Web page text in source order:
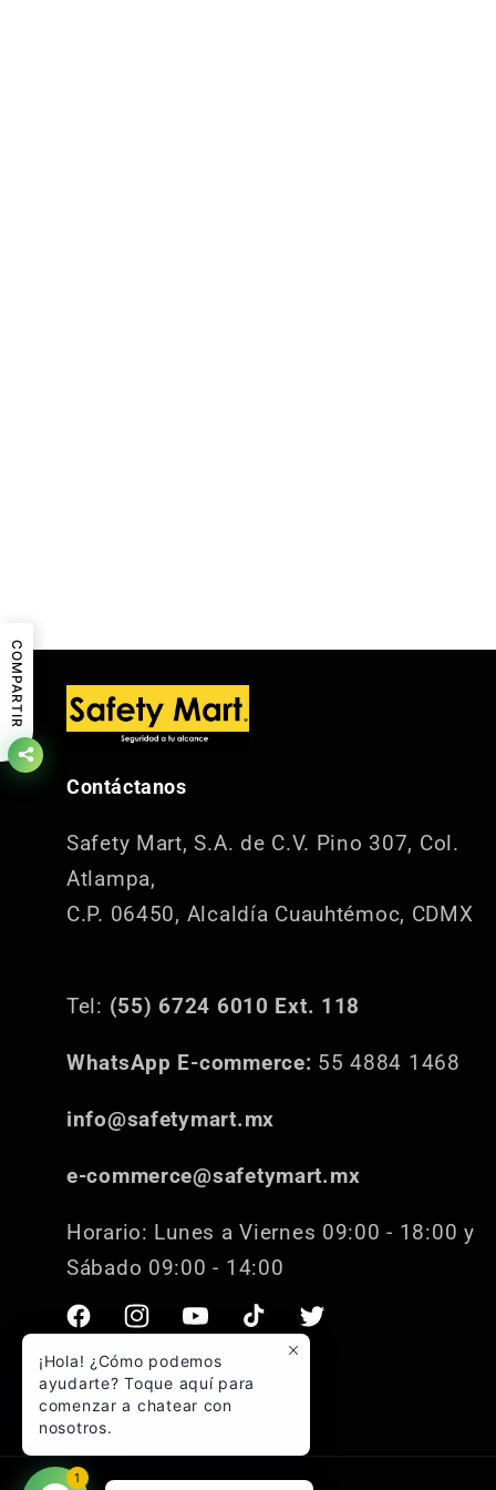
Contáctanos
Safety Mart, S.A. de C.V. Pino 307, Col.
Atlampa,
C.P. 06450, Alcaldía Cuauhtémoc, CDMX
Tel: (55) 6724 6010 Ext. 118
WhatsApp E-commerce: 55 4884 1468
info@safetymart.mx
e-commerce@safetymart.mx
Horario: Lunes a Viernes 09:00 - 18:00 y
Sábado 09:00 - 14:00
FacebookInstagramYouTubeTikTokTwitter
¡Hola! ¿Cómo podemos
ayudarte? Toque aquí para
comenzar a chatear con
nosotros.
1
COMPARTIR